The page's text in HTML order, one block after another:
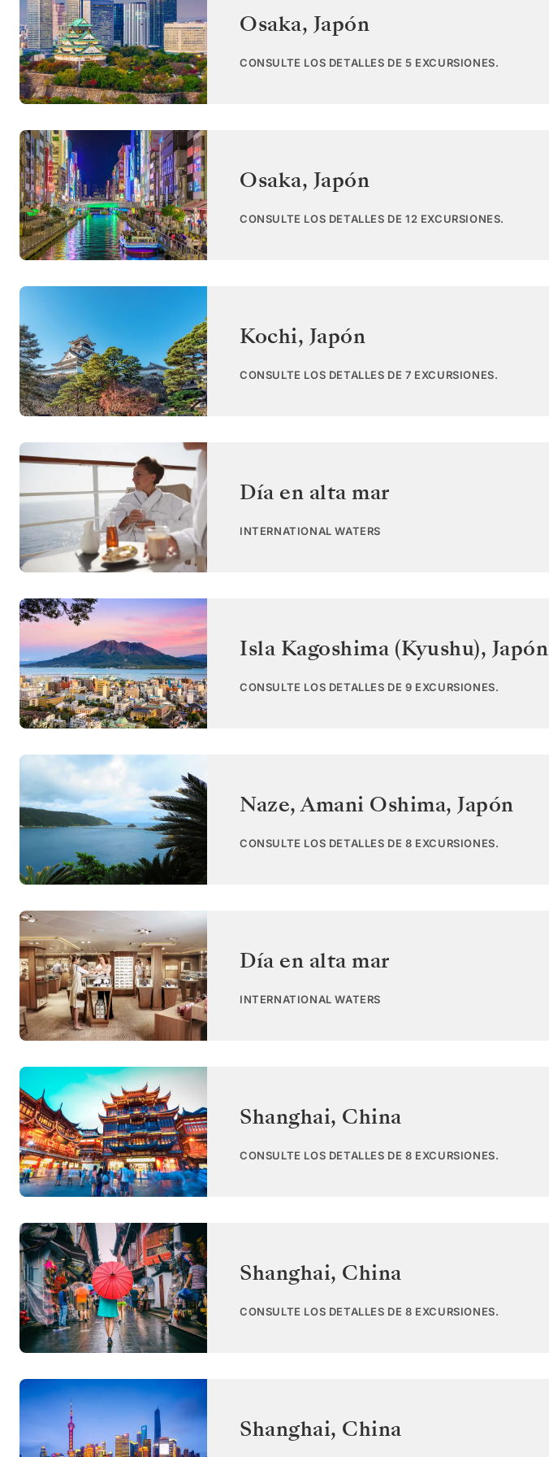
Osaka, Japón
CONSULTE LOS DETALLES DE 5 EXCURSIONES.
Osaka, Japón
CONSULTE LOS DETALLES DE 12 EXCURSIONES.
Kochi, Japón
CONSULTE LOS DETALLES DE 7 EXCURSIONES.
Día en alta mar
INTERNATIONAL WATERS
Isla Kagoshima (Kyushu), Japón
CONSULTE LOS DETALLES DE 9 EXCURSIONES.
Naze, Amani Oshima, Japón
CONSULTE LOS DETALLES DE 8 EXCURSIONES.
Día en alta mar
INTERNATIONAL WATERS
Shanghai, China
CONSULTE LOS DETALLES DE 8 EXCURSIONES.
Shanghai, China
CONSULTE LOS DETALLES DE 8 EXCURSIONES.
Shanghai, China